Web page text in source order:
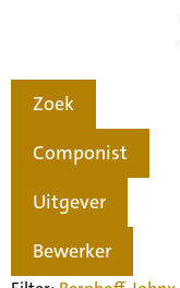
Zoek
Componist
Uitgever
Bewerker